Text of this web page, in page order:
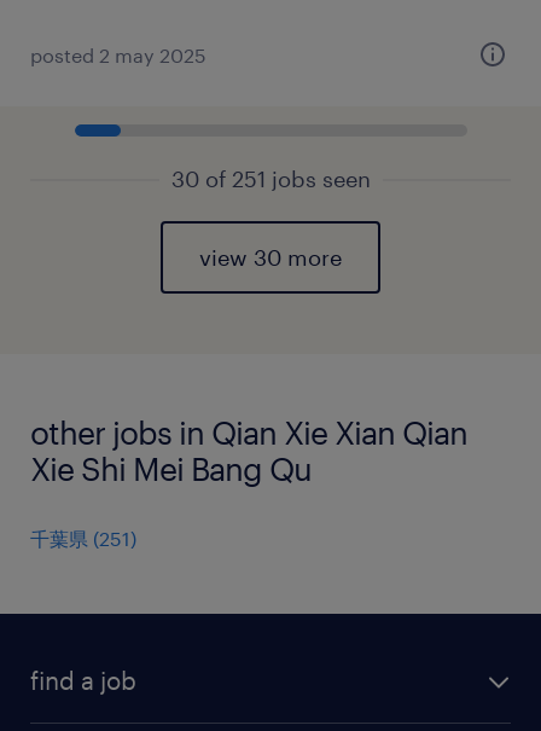
posted 2 may 2025
30 of 251 jobs seen
view 30 more
other jobs in Qian Xie Xian Qian
Xie Shi Mei Bang Qu
千葉県 (251)
find a job